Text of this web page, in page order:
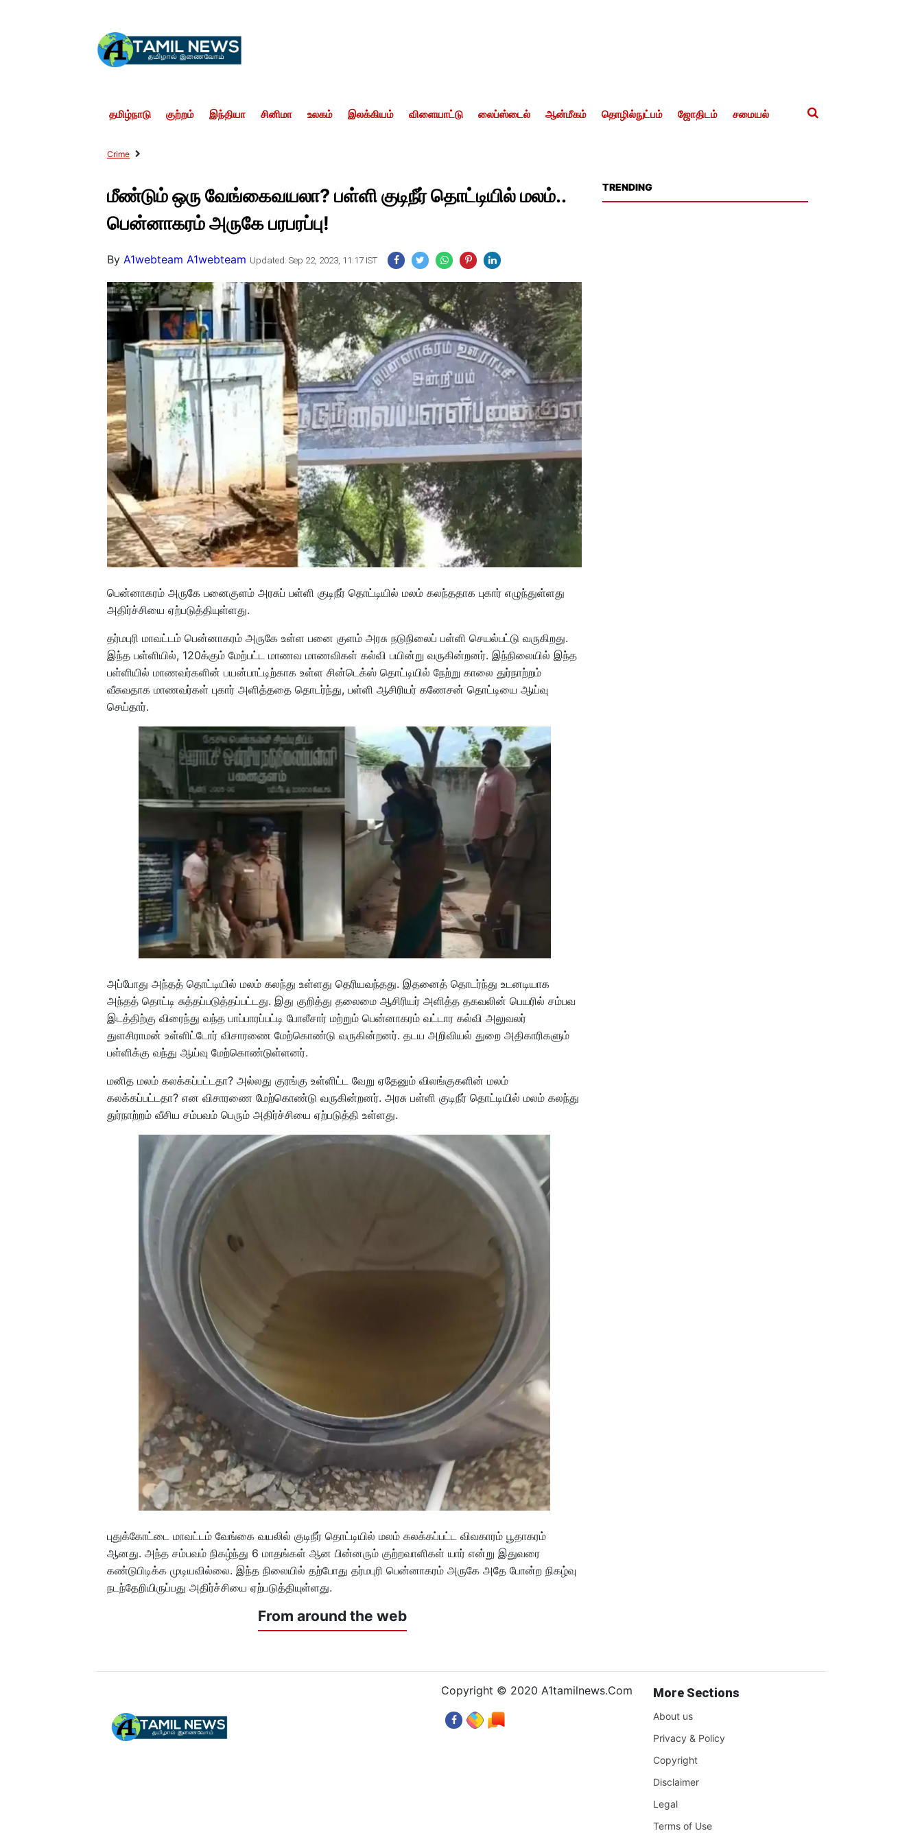
தமிழ்நாடு குற்றம் இந்தியா சினிமா உலகம் இலக்கியம் விளையாட்டு லைப்ஸ்டைல் ஆன்மீகம் தொழில்நுட்பம் ஜோதிடம் சமையல்
Crime
மீண்டும் ஒரு வேங்கைவயலா? பள்ளி குடிநீர் தொட்டியில் மலம்..
பென்னாகரம் அருகே பரபரப்பு!
ByA1webteam A1webteam Updated: Sep 22, 2023, 11:17 IST
பென்னாகரம் அருகே பனைகுளம் அரசுப் பள்ளி குடிநீர் தொட்டியில் மலம் கலந்ததாக புகார் எழுந்துள்ளது
அதிர்ச்சியை ஏற்படுத்தியுள்ளது.
தர்மபுரி மாவட்டம் பென்னாகரம் அருகே உள்ள பனை குளம் அரசு நடுநிலைப் பள்ளி செயல்பட்டு வருகிறது.
இந்த பள்ளியில், 120க்கும் மேற்பட்ட மாணவ மாணவிகள் கல்வி பயின்று வருகின்றனர். இந்நிலையில் இந்த
பள்ளியில் மாணவர்களின் பயன்பாட்டிற்காக உள்ள சின்டெக்ஸ் தொட்டியில் நேற்று காலை துர்நாற்றம்
வீசுவதாக மாணவர்கள் புகார் அளித்ததை தொடர்ந்து, பள்ளி ஆசிரியர் கணேசன் தொட்டியை ஆய்வு
செய்தார்.
அப்போது அந்தத் தொட்டியில் மலம் கலந்து உள்ளது தெரியவந்தது. இதனைத் தொடர்ந்து உடனடியாக
அந்தத் தொட்டி சுத்தப்படுத்தப்பட்டது. இது குறித்து தலைமை ஆசிரியர் அளித்த தகவலின் பெயரில் சம்பவ
இடத்திற்கு விரைந்து வந்த பாப்பாரப்பட்டி போலீசார் மற்றும் பென்னாகரம் வட்டார கல்வி அலுவலர்
துளசிராமன் உள்ளிட்டோர் விசாரணை மேற்கொண்டு வருகின்றனர். தடய அறிவியல் துறை அதிகாரிகளும்
பள்ளிக்கு வந்து ஆய்வு மேற்கொண்டுள்ளனர்.
மனித மலம் கலக்கப்பட்டதா? அல்லது குரங்கு உள்ளிட்ட வேறு ஏதேனும் விலங்குகளின் மலம்
கலக்கப்பட்டதா? என விசாரணை மேற்கொண்டு வருகின்றனர். அரசு பள்ளி குடிநீர் தொட்டியில் மலம் கலந்து
துர்நாற்றம் வீசிய சம்பவம் பெரும் அதிர்ச்சியை ஏற்படுத்தி உள்ளது.
புதுக்கோட்டை மாவட்டம் வேங்கை வயலில் குடிநீர் தொட்டியில் மலம் கலக்கப்பட்ட விவகாரம் பூதாகரம்
ஆனது. அந்த சம்பவம் நிகழ்ந்து 6 மாதங்கள் ஆன பின்னரும் குற்றவாளிகள் யார் என்று இதுவரை
கண்டுபிடிக்க முடியவில்லை. இந்த நிலையில் தற்போது தர்மபுரி பென்னாகரம் அருகே அதே போன்ற நிகழ்வு
நடந்தேறியிருப்பது அதிர்ச்சியை ஏற்படுத்தியுள்ளது.
From around the web
TRENDING
Copyright © 2020 A1tamilnews.Com More Sections
About us
Privacy & Policy
Copyright
Disclaimer
Legal
Terms of Use